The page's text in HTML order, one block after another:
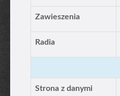
Zawieszenia
Radia
Strona z danymi